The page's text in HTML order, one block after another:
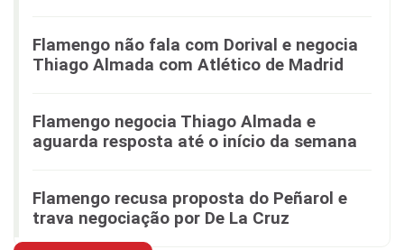
Flamengo não fala com Dorival e negocia
Thiago Almada com Atlético de Madrid
Flamengo negocia Thiago Almada e
aguarda resposta até o início da semana
Flamengo recusa proposta do Peñarol e
trava negociação por De La Cruz